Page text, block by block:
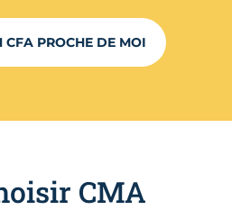
CFA PROCHE DE MOI
CMA